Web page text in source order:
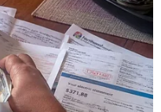
(TTXVN/Vietnam+)